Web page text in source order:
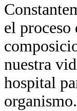
el
nuestra
hospital